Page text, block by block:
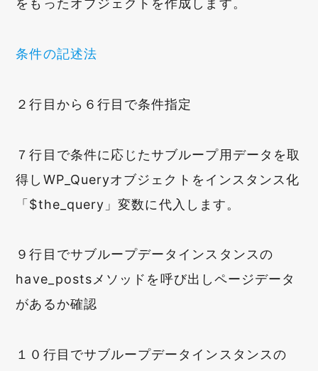
をもったオブジェクトを作成します。
条件の記述法
２行目から６行目で条件指定
７行目で条件に応じたサブループ用データを取
得しWP_Queryオブジェクトをインスタンス化
「$the_query 」変数に代入します。
９行目でサブループデータインスタンスの
have_postsメソッドを呼び出しページデータ
があるか確認
１０行目でサブループデータインスタンスの